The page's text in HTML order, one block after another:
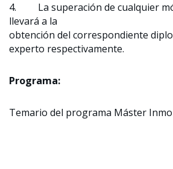
4. La superación de cualquier
llevará a la
obtención del correspondiente
experto respectivamente.
Programa:
Temario del programa Máster